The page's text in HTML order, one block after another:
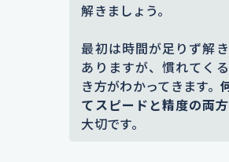
解きましょう。
最初は時間が足りず解
ありますが、慣れてく
き方がわかってきます。
てスピードと精度の両
大切です。